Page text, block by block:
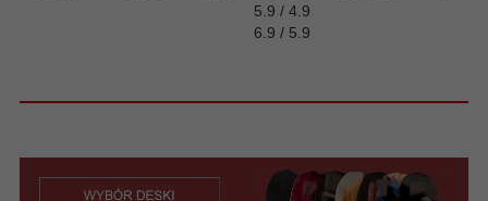
5.9 / 4.9
6.9 / 5.9